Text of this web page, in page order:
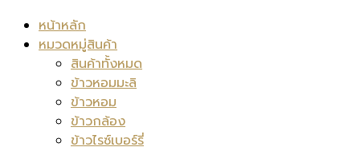
หน้าหลัก
หมวดหมู่สินค้า
สินค้าทั้งหมด
ข้าวหอมมะลิ
ข้าวหอม
ข้าวกล้อง
ข้าวไรซ์เบอร์รี่